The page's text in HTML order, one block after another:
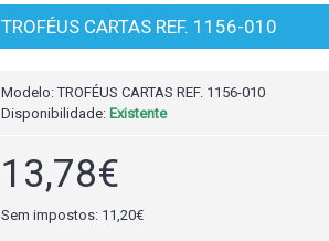
TROFÉUS CARTAS REF. 1156-010
Modelo:TROFÉUS CARTAS REF. 1156-010
Disponibilidade: Existente
13,78€
Sem impostos: 11,20€